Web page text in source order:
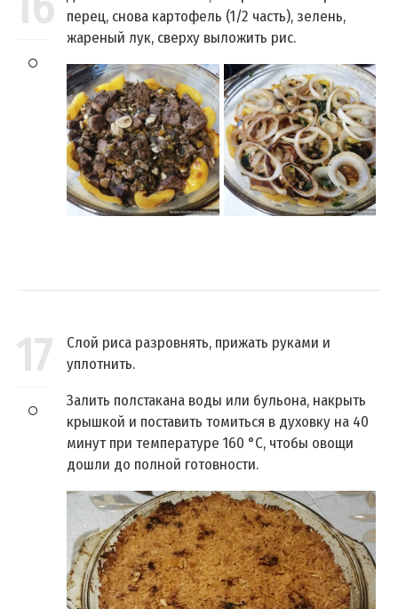
перец, снова картофель (1/2 часть), зелень,
жареный лук, сверху выложить рис.
17
Слой риса разровнять, прижать руками и
уплотнить.
Залить полстакана воды или бульона, накрыть
крышкой и поставить томиться в духовку на 40
минут при температуре 160 °C, чтобы овощи
дошли до полной готовности.